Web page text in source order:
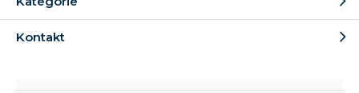
Kontakt